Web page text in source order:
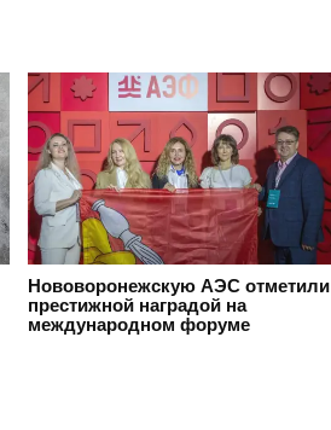
Нововоронежскую АЭС отметили
престижной наградой на
международном форуме